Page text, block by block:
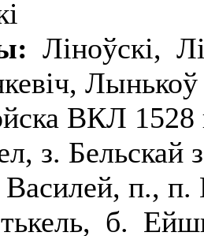
Ліноўскі,
Лынькоў
ВКЛ 1528
з. Бельскай
п., п.
б.